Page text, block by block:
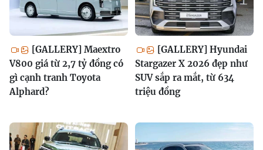
[GALLERY] Maextro
V800 giá từ 2,7 tỷ đồng có
gì cạnh tranh Toyota
Alphard?
[GALLERY] Hyundai
Stargazer X 2026 đẹp như
SUV sắp ra mắt, từ 634
triệu đồng